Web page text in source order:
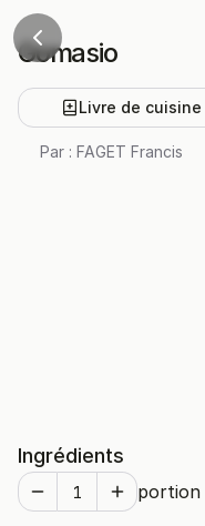
Gomasio
Livre de cuisine
Par : FAGET Francis
Ingrédients
portion